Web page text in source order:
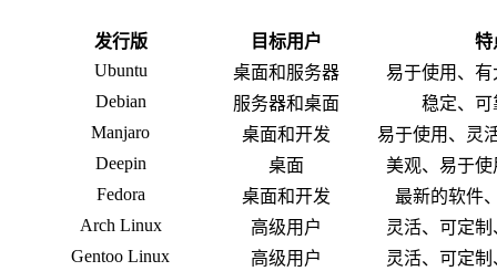
发行版 目标用户
特
Ubuntu
桌面和服务器
易于使用、
Debian
服务器和桌面
稳定、可
Manjaro
桌面和开发
易于使用、灵
Deepin
桌面
美观、易于
Fedora
桌面和开发
最新的软件
Arch Linux
高级用户
灵活、可定
Gentoo Linux
高级用户
灵活、可定